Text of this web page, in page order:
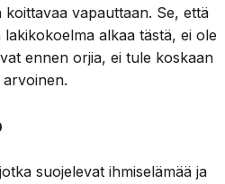
vapauttaan. Se, että
alkaa tästä, ei ole
ennen orjia, ei tule koskaan
suojelevat ihmiselämää ja